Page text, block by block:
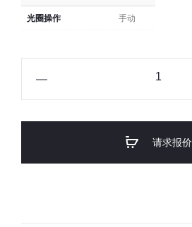
光圈操作 手动
请求报价